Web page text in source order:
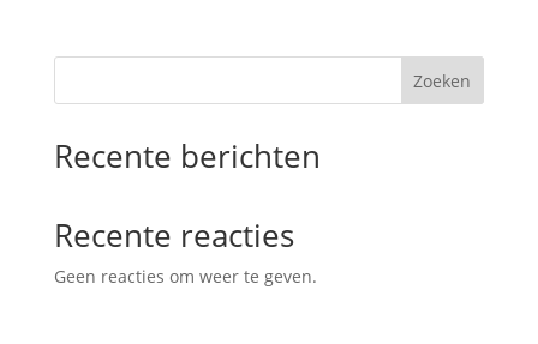
Zoeken
Recente berichten
Recente reacties
Geen reacties om weer te geven.